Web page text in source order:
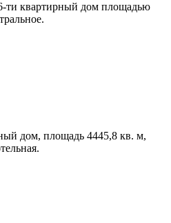
ти квартирный дом площадью
дом, площадь 4445,8 кв. м,